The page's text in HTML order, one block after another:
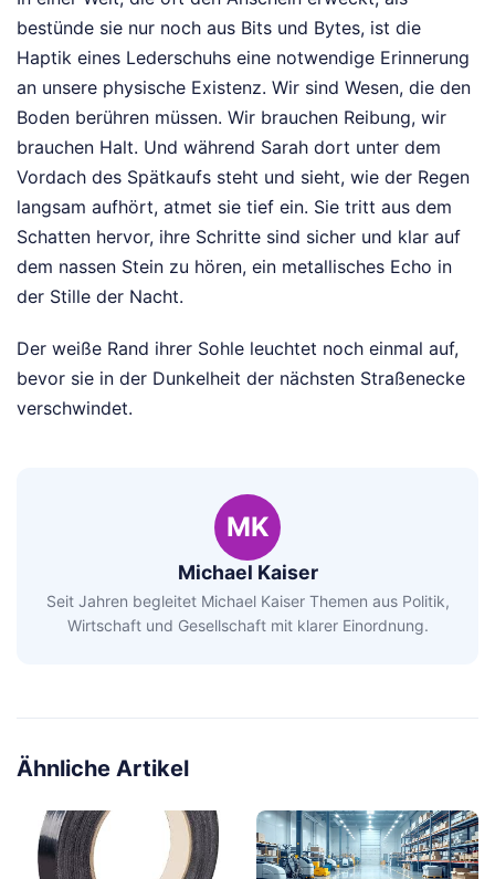
bestünde sie nur noch aus Bits und Bytes, ist die
Haptik eines Lederschuhs eine notwendige Erinnerung
an unsere physische Existenz. Wir sind Wesen, die den
Boden berühren müssen. Wir brauchen Reibung, wir
brauchen Halt. Und während Sarah dort unter dem
Vordach des Spätkaufs steht und sieht, wie der Regen
langsam aufhört, atmet sie tief ein. Sie tritt aus dem
Schatten hervor, ihre Schritte sind sicher und klar auf
dem nassen Stein zu hören, ein metallisches Echo in
der Stille der Nacht.
Der weiße Rand ihrer Sohle leuchtet noch einmal auf,
bevor sie in der Dunkelheit der nächsten Straßenecke
verschwindet.
MK
Michael Kaiser
Seit Jahren begleitet Michael Kaiser Themen aus Politik,
Wirtschaft und Gesellschaft mit klarer Einordnung.
Ähnliche Artikel